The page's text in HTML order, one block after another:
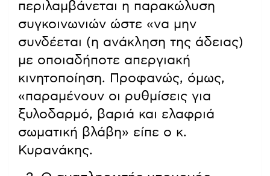
περιλαμβάνεται η παρακώλυση
συγκοινωνιών ώστε «να μην
συνδέεται (η ανάκληση της άδειας)
με οποιαδήποτε απεργιακή
κινητοποίηση. Προφανώς, όμως,
«παραμένουν οι ρυθμίσεις για
ξυλοδαρμό, βαριά και ελαφριά
σωματική βλάβη» είπε ο κ.
Κυρανάκης.